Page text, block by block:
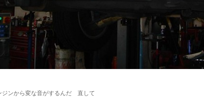
ジンから変な音がするんだ 直して